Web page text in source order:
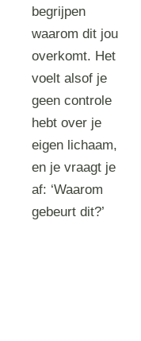
begrijpen
waarom dit jou
overkomt. Het
voelt alsof je
geen controle
hebt over je
eigen lichaam,
en je vraagt je
af: ‘Waarom
gebeurt dit?’